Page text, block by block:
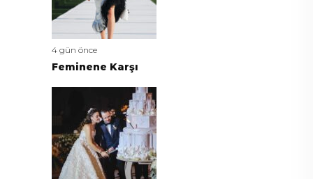
4 gün önce
Feminene Karşı